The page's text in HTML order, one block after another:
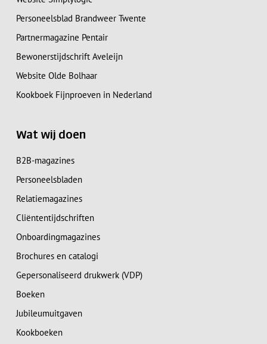
Personeelsblad Brandweer Twente
Partnermagazine Pentair
Bewonerstijdschrift Aveleijn
Website Olde Bolhaar
Kookboek Fijnproeven in Nederland
Wat wij doen
B2B-magazines
Personeelsbladen
Relatiemagazines
Cliëntentijdschriften
Onboardingmagazines
Brochures en catalogi
Gepersonaliseerd drukwerk (VDP)
Boeken
Jubileumuitgaven
Kookboeken